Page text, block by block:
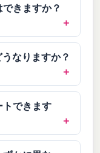
きますか？
なりますか？
できます